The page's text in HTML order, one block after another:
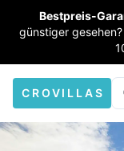
Bestpreis-
günstiger
CROVILLAS